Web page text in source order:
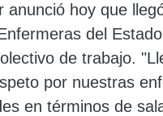
hoy que
del
de trabajo.
por nuestras
en términos de